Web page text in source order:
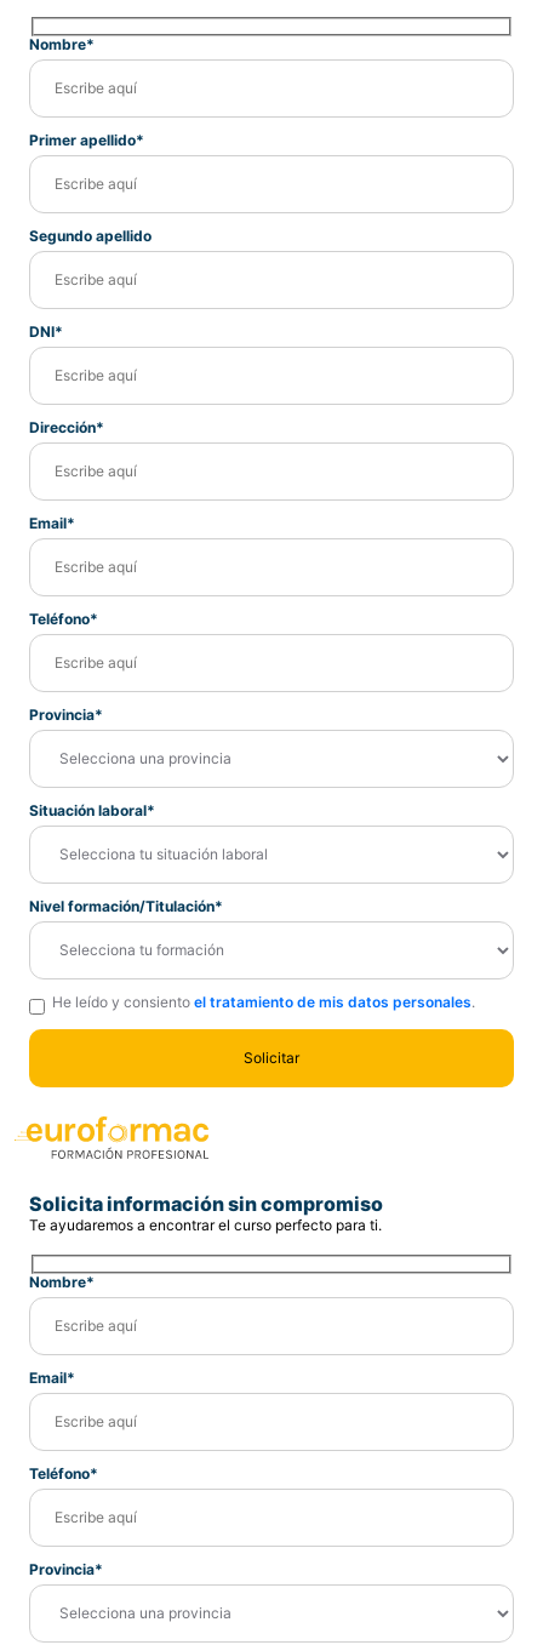
Nombre*
Primer apellido*
Segundo apellido
DNI*
Dirección*
Email*
Teléfono*
Provincia*
Situación laboral*
Nivel formación/Titulación*
He leído y consiento el tratamiento de mis datos personales.
Solicita información sin compromiso
Te ayudaremos a encontrar el curso perfecto para ti.
Nombre*
Email*
Teléfono*
Provincia*